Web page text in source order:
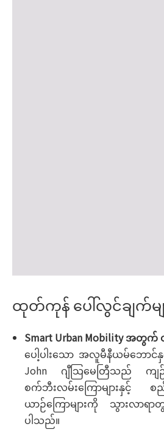
ထုတ်ကုန် ပေါ်လွင်ချက်မျ
Smart Urban Mobility အ
ပေါ့ပါးသော အလူမီနီယမ်ဘောင်
John ဂျီသြမေတြီသည် ကျဉ်းမ
စက်ဘီးလမ်းကြောများနှင့်
ယာဉ်ကြောများကို သွားလာရ
ပါသည်။